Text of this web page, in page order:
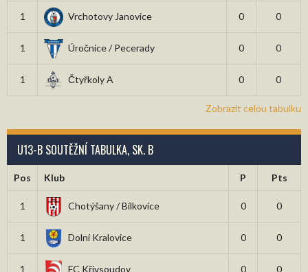
1 Vrchotovy Janovice 0 0
1 Úročnice / Pecerady 0 0
1 Čtyřkoly A 0 0
Zobrazit celou tabulku
U13-B SOUTĚŽNÍ TABULKA, SK. B
Pos Klub P Pts
1 Chotýšany / Bílkovice 0 0
1 Dolní Kralovice 0 0
1 FC Křivsoudov 0 0